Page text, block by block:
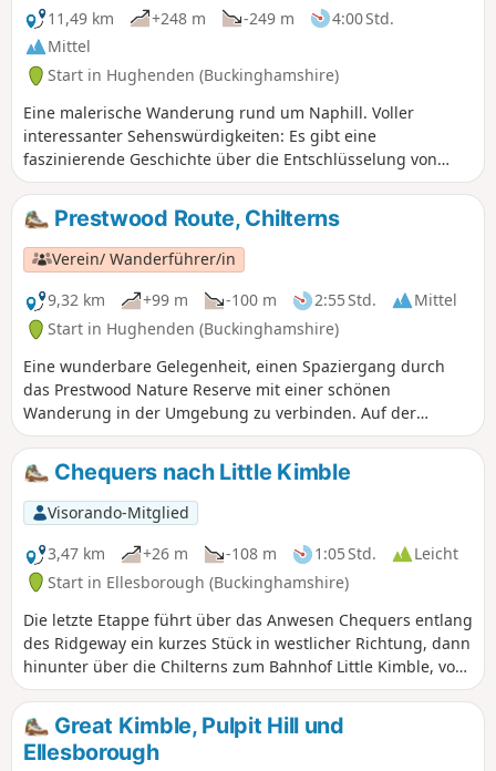
11,49 km +248 m -249 m
4:00 Std.
Mittel
Start in Hughenden (Buckinghamshire)
Eine malerische Wanderung rund um Naphill. Voller
interessanter Sehenswürdigkeiten: Es gibt eine
faszinierende Geschichte über die Entschlüsselung von
Codes im Zweiten Weltkrieg, und Sie kommen am Haus
eines berühmten Bildhauers und einem Musikcamp vorbei.
Prestwood Route, Chilterns
Verein/ Wanderführer/in
9,32 km
+99 m -100 m 2:55 Std.
Mittel
Start in Hughenden (Buckinghamshire)
Eine wunderbare Gelegenheit, einen Spaziergang durch
das Prestwood Nature Reserve mit einer schönen
Wanderung in der Umgebung zu verbinden. Auf der
Peterley Manor Farm können Sie selbst Erdbeeren,
Stachelbeeren, Himbeeren und verschiedene
Gemüsesorten pflücken.
Chequers nach Little Kimble
Visorando-Mitglied
3,47 km
+26 m -108 m 1:05 Std.
Leicht
Start in Ellesborough (Buckinghamshire)
Die letzte Etappe führt über das Anwesen Chequers entlang
des Ridgeway ein kurzes Stück in westlicher Richtung, dann
hinunter über die Chilterns zum Bahnhof Little Kimble, von
wo aus man mit Bahn oder Bus zurück nach High Wycombe
gehen kann.
Great Kimble, Pulpit Hill und
Ellesborough